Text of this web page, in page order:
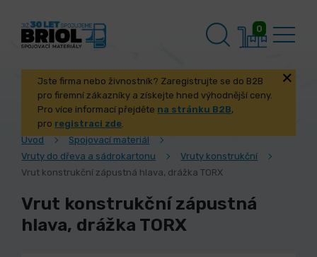
0
Jste firma nebo živnostník? Zaregistrujte se do B2B
pro firemní zákazníky a získejte hned výhodnější ceny.
Pro více informací přejděte na stránku B2B,
pro registraci zde.
Úvod
Spojovací materiál
Vruty do dřeva a sádrokartonu
Vruty konstrukční
Vrut konstrukční zápustná hlava, drážka TORX
Vrut konstrukční zápustná
hlava, drážka TORX